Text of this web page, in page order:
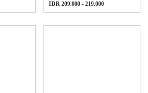
IDR 209.000 - 219.000